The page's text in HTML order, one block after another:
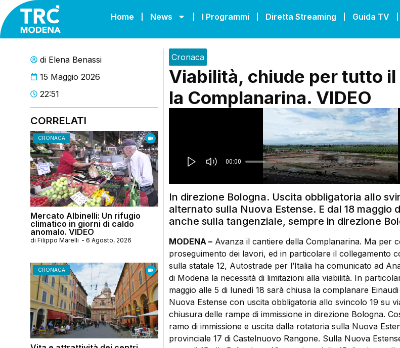
Home News I Programmi Diretta Streaming Guida TV
di Elena Benassi
15 Maggio 2026
22:51
CORRELATI
CRONACA
Mercato Albinelli: Un rifugio
climatico in giorni di caldo
anomalo. VIDEO
di Filippo Marelli - 6 Agosto, 2026
CRONACA
Cronaca
Viabilità, chiude per tutto
la Complanarina. VIDEO
In direzione Bologna. Uscita obbligatoria allo
alternato sulla Nuova Estense. E dal 18 maggio
anche sulla tangenziale, sempre in direzione
MODENA –Avanza il cantiere della Complanarina. Ma per
proseguimento dei lavori, ed in particolare il collegamento
sulla statale 12, Autostrade per l’Italia ha comunicato ad
di Modena la necessità di limitazioni alla viabilità. In
maggio alle 5 di lunedì 18 sarà chiusa la complanare
Nuova Estense con uscita obbligatoria allo svincolo 19 su
chiusura delle rampe di immissione in direzione Bologna.
ramo di immissione e uscita dalla rotatoria sulla Nuova
provinciale 17 di Castelnuovo Rangone. Sulla Nuova